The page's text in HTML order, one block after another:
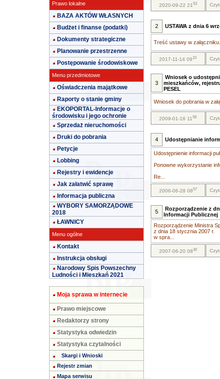
Prawo lokalne
BAZA AKTÓW WŁASNYCH
Budżet i finanse (podatki)
Dokumenty strategiczne
Planowanie przestrzenne
Postępowanie środowiskowe
Menu przedmiotowe
Oświadczenia majątkowe
Raporty o stanie gminy
EKOPORTAL-Informacje o
środowisku i jego ochronie
Sprzedaż nieruchomości
Druki do pobrania
Petycje
Lobbing
Rejestry i ewidencje
Jak załatwić sprawę
Informacja publiczna
WYBORY SAMORZĄDOWE
2018
ŁAWNICY
Menu ogólne
Kontakt
Instrukcja obsługi
Narodowy Spis Powszechny
Ludności i Mieszkań 2021
Moja sprawa w internecie
Prawo miejscowe
Redaktorzy strony
Statystyka odwiedzin
Statystyka czytalności
Skargi i Wnioski
Rejestr zmian
Mapa serwisu
2020-09-22 2153
2 USTAWA z dnia 6
Treść ustawy w
2017-11-14 0910
3
Wniosek o
mieszkańców,
PESEL
Wniosek do pobrania w
2009-01-16 1158
4 Udostępnianie
Udostępnienie informacji
Ponowne wykorzystanie
Re...
2006-06-28 0857
5
Rozporządzenie z
Informacji Publicznej
Rozporządzenie Ministra
z dnia 18 stycznia 2007 r.
w spra...
2007-06-20 0830